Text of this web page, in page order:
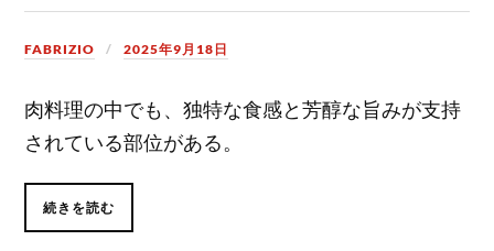
FABRIZIO 2025年9月18日
肉料理の中でも、独特な食感と芳醇な旨みが支持
されている部位がある。
続きを読む